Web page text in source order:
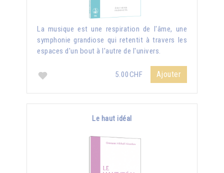
La musique est une respiration de l'âme, une
symphonie grandiose qui retentit à travers les
espaces d'un bout à l'autre de l'univers.
5.00CHF Ajouter
Le haut idéal